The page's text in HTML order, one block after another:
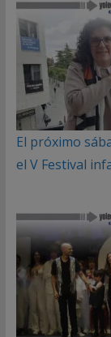
El próximo
el V Festival